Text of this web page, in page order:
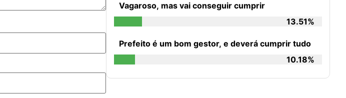
Vagaroso, mas vai conseguir cumprir
13.51%
Prefeito é um bom gestor, e deverá cumprir tudo
10.18%